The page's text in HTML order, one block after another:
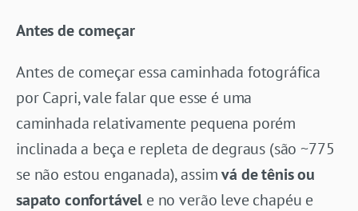
Antes de começar
Antes de começar essa caminhada fotográfica
por Capri, vale falar que esse é uma
caminhada relativamente pequena porém
inclinada a beça e repleta de degraus (são ~775
se não estou enganada), assimvá de tênis ou
sapato confortável e no verão leve chapéu e